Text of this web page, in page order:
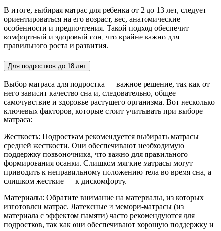
В итоге, выбирая матрас для ребенка от 2 до 13 лет, следует
ориентироваться на его возраст, вес, анатомические
особенности и предпочтения. Такой подход обеспечит
комфортный и здоровый сон, что крайне важно для
правильного роста и развития.
Для подростков до 18 лет
Выбор матраса для подростка — важное решение, так как от
него зависит качество сна и, следовательно, общее
самочувствие и здоровье растущего организма. Вот несколько
ключевых факторов, которые стоит учитывать при выборе
матраса:
Жесткость: Подросткам рекомендуется выбирать матрасы
средней жесткости. Они обеспечивают необходимую
поддержку позвоночника, что важно для правильного
формирования осанки. Слишком мягкие матрасы могут
приводить к неправильному положению тела во время сна, а
слишком жесткие — к дискомфорту.
Материалы: Обратите внимание на материалы, из которых
изготовлен матрас. Латексные и мемори-матрасы (из
материала с эффектом памяти) часто рекомендуются для
подростков, так как они обеспечивают хорошую поддержку и